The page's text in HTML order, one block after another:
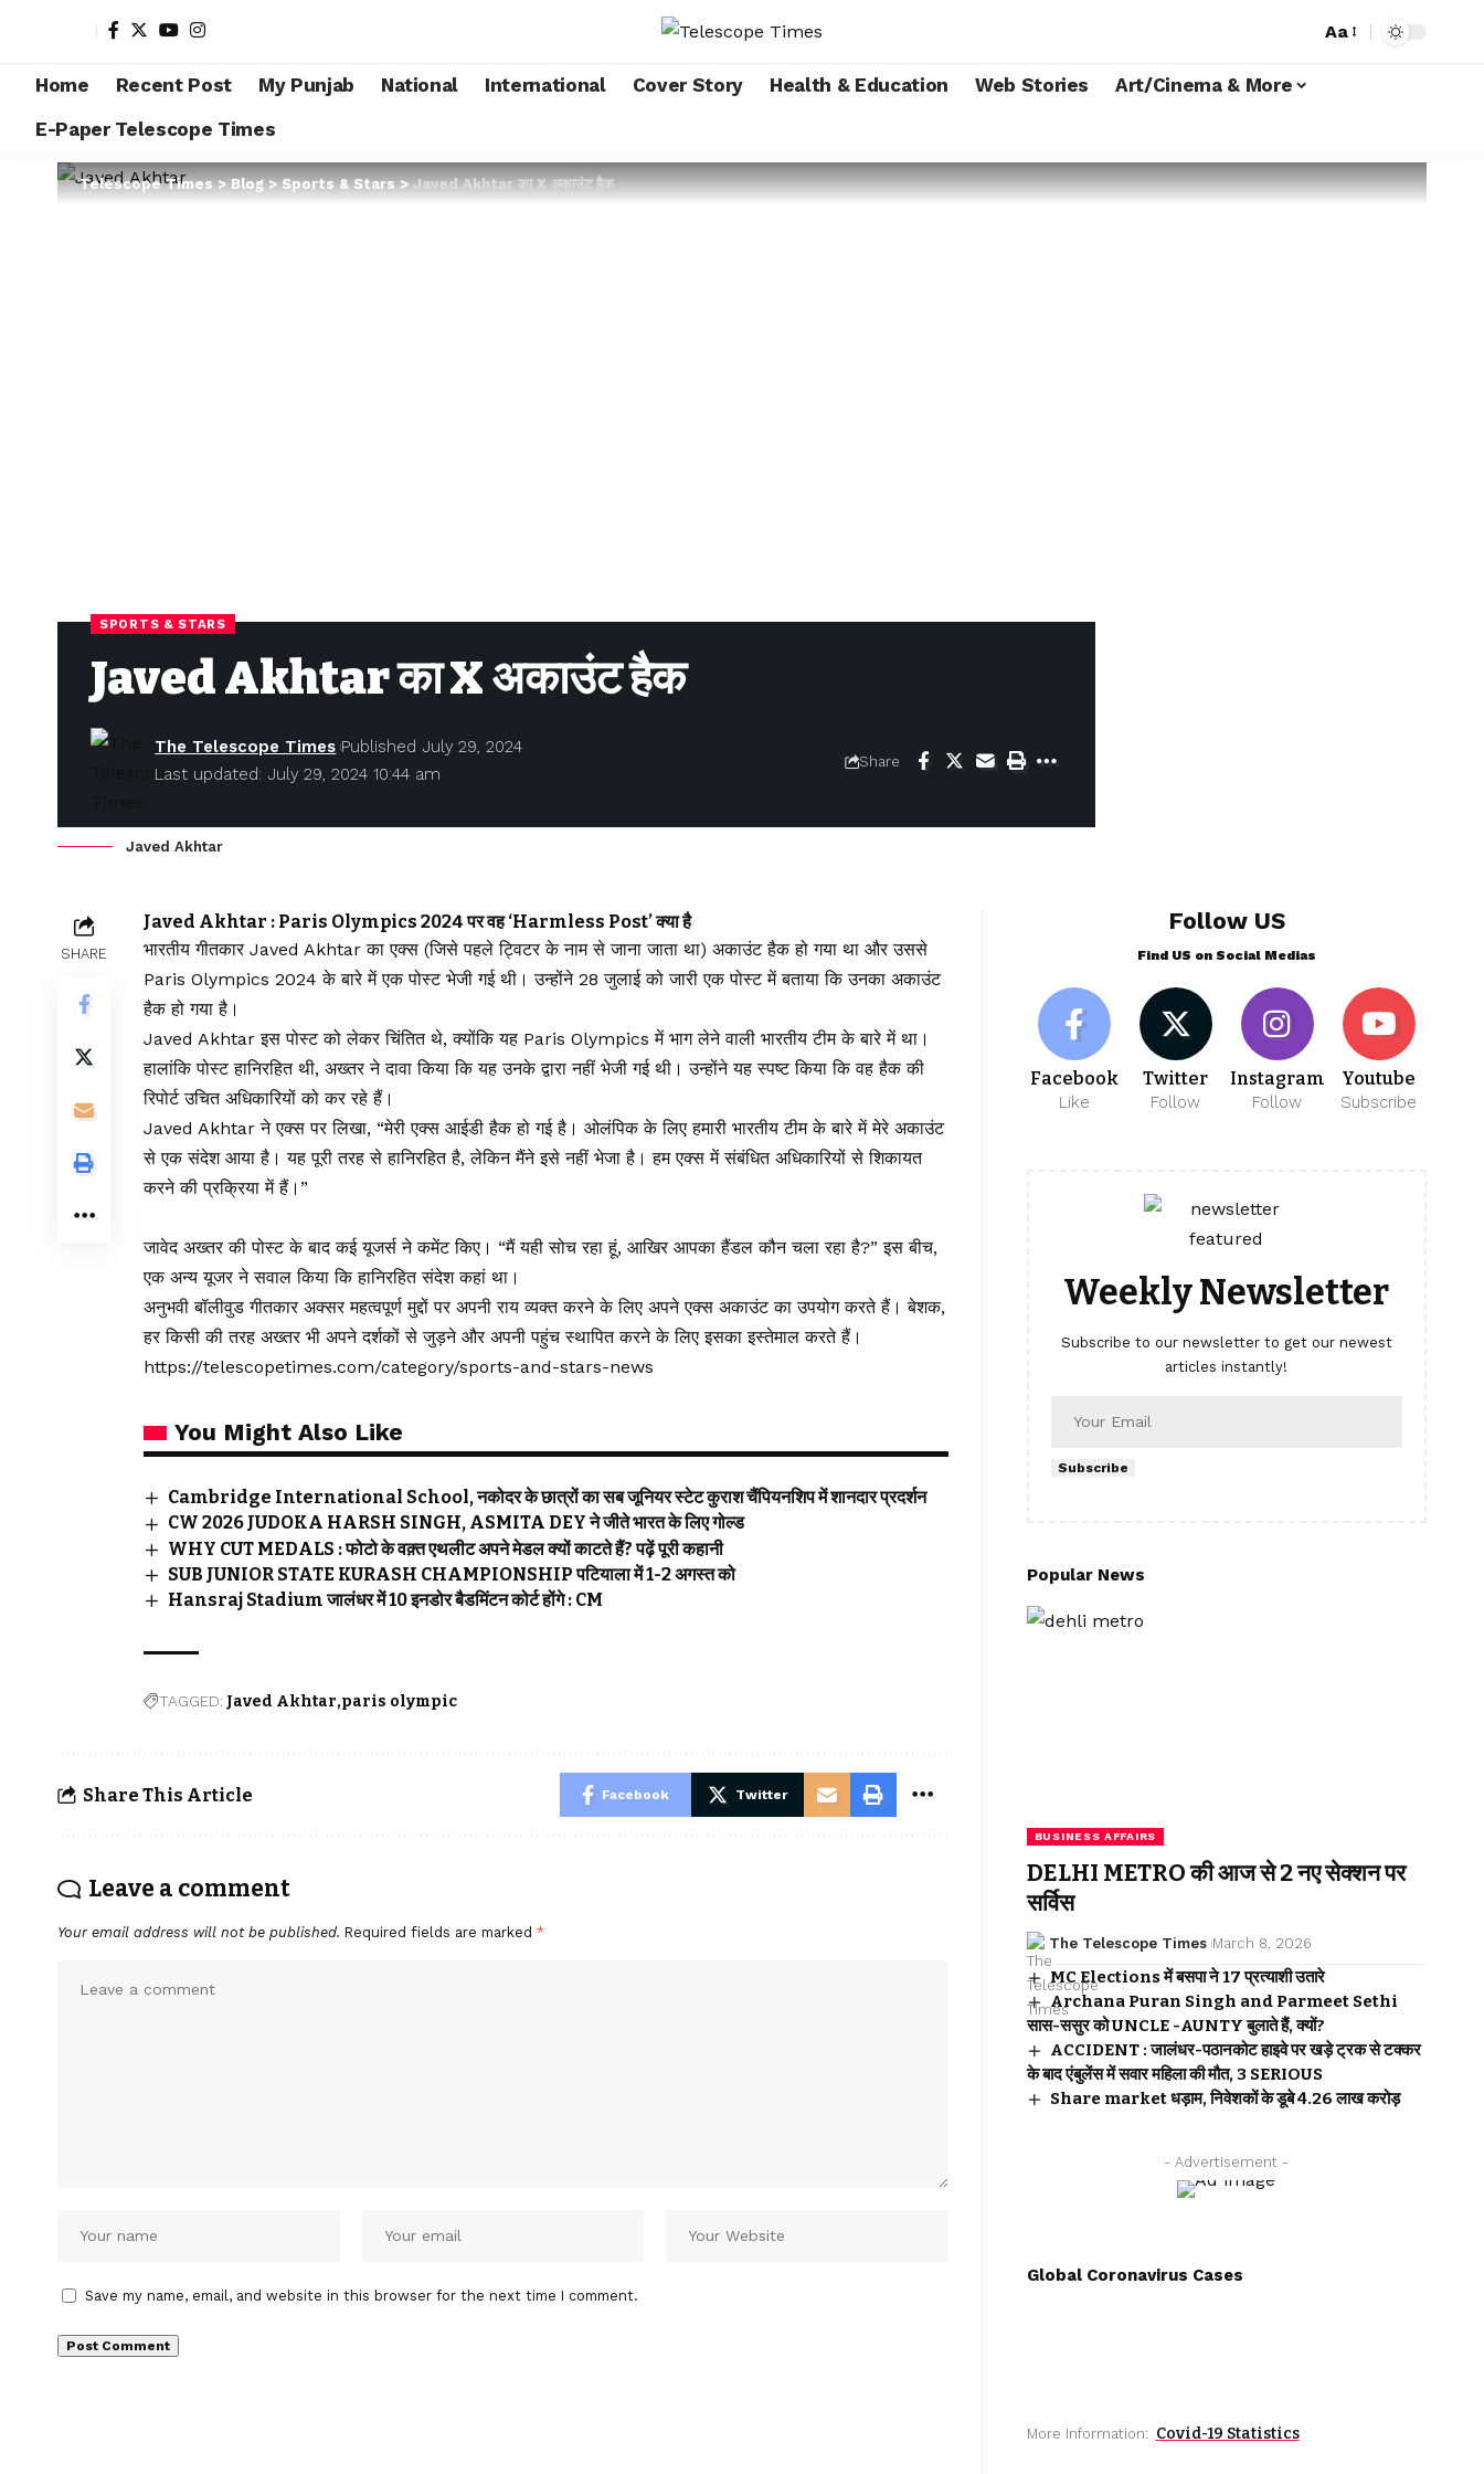
Aa
Home Recent Post My Punjab National International Cover Story Health & Education Web Stories
Art/Cinema & More
E-Paper Telescope Times
Telescope Times>Blog>Sports & Stars>Javed Akhtar का X अकाउंट हैक
SPORTS & STARS
Javed Akhtar का X अकाउंट हैक
Last updated: July 29, 2024 10:44 am
The Telescope Times Published July 29, 2024
Share
Javed Akhtar
SHARE
Javed Akhtar : Paris Olympics 2024 पर वह ‘Harmless Post’ क्या है
भारतीय गीतकार Javed Akhtar का एक्स (जिसे पहले ट्विटर के नाम से जाना जाता था) अकाउंट हैक हो गया था और उससे
Paris Olympics 2024 के बारे में एक पोस्ट भेजी गई थी। उन्होंने 28 जुलाई को जारी एक पोस्ट में बताया कि उनका अकाउंट
हैक हो गया है।
Javed Akhtar इस पोस्ट को लेकर चिंतित थे, क्योंकि यह Paris Olympics में भाग लेने वाली भारतीय टीम के बारे में था।
हालांकि पोस्ट हानिरहित थी, अख्तर ने दावा किया कि यह उनके द्वारा नहीं भेजी गई थी। उन्होंने यह स्पष्ट किया कि वह हैक की
रिपोर्ट उचित अधिकारियों को कर रहे हैं।
Javed Akhtar ने एक्स पर लिखा, “मेरी एक्स आईडी हैक हो गई है। ओलंपिक के लिए हमारी भारतीय टीम के बारे में मेरे अकाउंट
से एक संदेश आया है। यह पूरी तरह से हानिरहित है, लेकिन मैंने इसे नहीं भेजा है। हम एक्स में संबंधित अधिकारियों से शिकायत
करने की प्रक्रिया में हैं।”
जावेद अख्तर की पोस्ट के बाद कई यूजर्स ने कमेंट किए। “मैं यही सोच रहा हूं, आखिर आपका हैंडल कौन चला रहा है?” इस बीच,
एक अन्य यूजर ने सवाल किया कि हानिरहित संदेश कहां था।
अनुभवी बॉलीवुड गीतकार अक्सर महत्वपूर्ण मुद्दों पर अपनी राय व्यक्त करने के लिए अपने एक्स अकाउंट का उपयोग करते हैं। बेशक,
हर किसी की तरह अख्तर भी अपने दर्शकों से जुड़ने और अपनी पहुंच स्थापित करने के लिए इसका इस्तेमाल करते हैं।
https://telescopetimes.com/category/sports-and-stars-news
You Might Also Like
Cambridge International School, नकोदर के छात्रों का सब जूनियर स्टेट कुराश चैंपियनशिप में शानदार प्रदर्शन
CW 2026 JUDOKA HARSH SINGH, ASMITA DEY ने जीते भारत के लिए गोल्ड
WHY CUT MEDALS : फोटो के वक़्त एथलीट अपने मेडल क्यों काटते हैं? पढ़ें पूरी कहानी
SUB JUNIOR STATE KURASH CHAMPIONSHIP पटियाला में 1-2 अगस्त को
Hansraj Stadium जालंधर में 10 इनडोर बैडमिंटन कोर्ट होंगे : CM
TAGGED: Javed Akhtar paris olympic
Share This Article Facebook Twitter
Leave a comment
Your email address will not be published. Required fields are marked *
Save my name, email, and website in this browser for the next time I comment.
Follow US
Find US on Social Medias
Facebook
Like
Twitter
Follow
Instagram
Follow
Youtube
Subscribe
Weekly Newsletter
Subscribe to our newsletter to get our newest
articles instantly!
Subscribe
Popular News
BUSINESS AFFAIRS
DELHI METRO की आज से 2 नए सेक्शन पर
सर्विस
The Telescope Times March 8, 2026
MC Elections में बसपा ने 17 प्रत्याशी उतारे
Archana Puran Singh and Parmeet Sethi
सास-ससुर को UNCLE -AUNTY बुलाते हैं, क्यों?
ACCIDENT : जालंधर-पठानकोट हाइवे पर खड़े ट्रक से टक्कर
के बाद एंबुलेंस में सवार महिला की मौत, 3 SERIOUS
Share market धड़ाम, निवेशकों के डूबे 4.26 लाख करोड़
- Advertisement -
Global Coronavirus Cases
More Information: Covid-19 Statistics